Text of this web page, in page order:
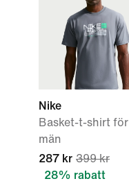
Nike
Basket-t-shirt för
män
287 kr 399 kr
28% rabatt